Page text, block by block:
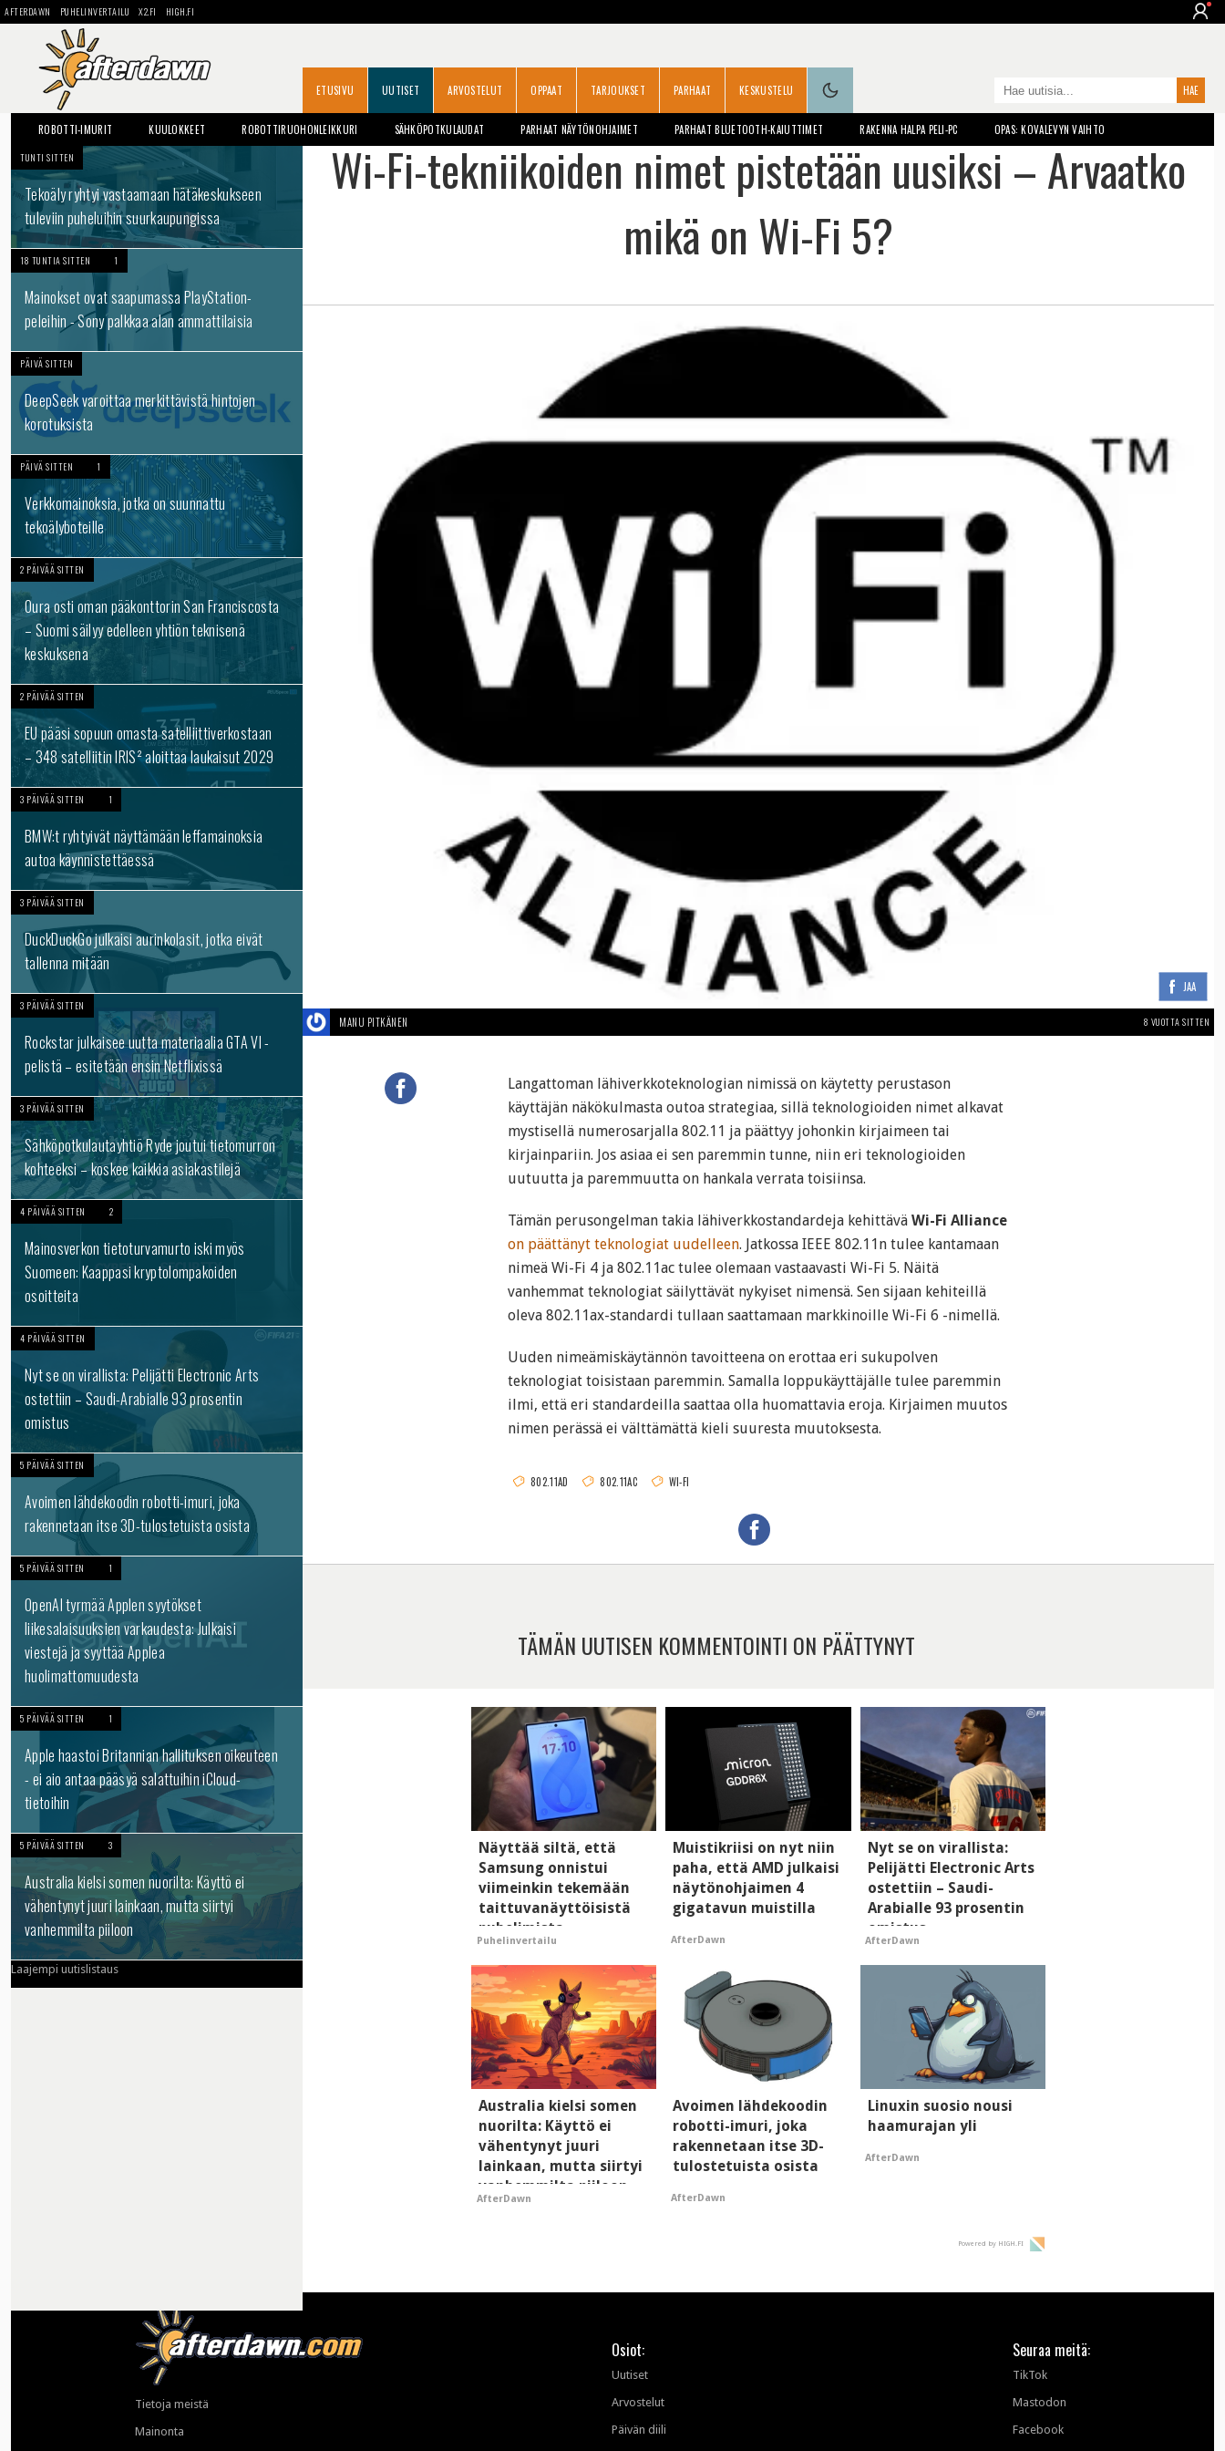
AFTERDAWN PUHELINVERTAILU X2.FI HIGH.FI
ETUSIVU UUTISET ARVOSTELUT OPPAAT TARJOUKSET PARHAAT KESKUSTELU
ROBOTTI-IMURIT KUULOKKEET ROBOTTIRUOHONLEIKKURI SÄHKÖPOTKULAUDAT PARHAAT NÄYTÖNOHJAIMET PARHAAT BLUETOOTH-KAIUTTIMET RAKENNA HALPA PELI-PC OPAS: KOVALEVYN VAIHTO
TUNTI SITTEN
Tekoäly ryhtyi vastaamaan hätäkeskukseen
tuleviin puheluihin suurkaupungissa
18 TUNTIA SITTEN 1
Mainokset ovat saapumassa PlayStation-
peleihin - Sony palkkaa alan ammattilaisia
PÄIVÄ SITTEN
DeepSeek varoittaa merkittävistä hintojen
korotuksista
PÄIVÄ SITTEN 1
Verkkomainoksia, jotka on suunnattu
tekoälyboteille
2 PÄIVÄÄ SITTEN
Oura osti oman pääkonttorin San Franciscosta
– Suomi säilyy edelleen yhtiön teknisenä
keskuksena
2 PÄIVÄÄ SITTEN
EU pääsi sopuun omasta satelliittiverkostaan
– 348 satelliitin IRIS² aloittaa laukaisut 2029
3 PÄIVÄÄ SITTEN 1
BMW:t ryhtyivät näyttämään leffamainoksia
autoa käynnistettäessä
3 PÄIVÄÄ SITTEN
DuckDuckGo julkaisi aurinkolasit, jotka eivät
tallenna mitään
3 PÄIVÄÄ SITTEN
Rockstar julkaisee uutta materiaalia GTA VI -
pelistä – esitetään ensin Netflixissä
3 PÄIVÄÄ SITTEN
Sähköpotkulautayhtiö Ryde joutui tietomurron
kohteeksi – koskee kaikkia asiakastilejä
4 PÄIVÄÄ SITTEN 2
Mainosverkon tietoturvamurto iski myös
Suomeen: Kaappasi kryptolompakoiden
osoitteita
4 PÄIVÄÄ SITTEN
Nyt se on virallista: Pelijätti Electronic Arts
ostettiin – Saudi-Arabialle 93 prosentin
omistus
5 PÄIVÄÄ SITTEN
Avoimen lähdekoodin robotti-imuri, joka
rakennetaan itse 3D-tulostetuista osista
5 PÄIVÄÄ SITTEN 1
OpenAI tyrmää Applen syytökset
liikesalaisuuksien varkaudesta: Julkaisi
viestejä ja syyttää Applea
huolimattomuudesta
5 PÄIVÄÄ SITTEN 1
Apple haastoi Britannian hallituksen oikeuteen
- ei aio antaa pääsyä salattuihin iCloud-
tietoihin
5 PÄIVÄÄ SITTEN 3
Australia kielsi somen nuorilta: Käyttö ei
vähentynyt juuri lainkaan, mutta siirtyi
vanhemmilta piiloon
Laajempi uutislistaus
Wi-Fi-tekniikoiden nimet pistetään uusiksi – Arvaatko
mikä on Wi-Fi 5?
JAA
MANU PITKÄNEN 8 VUOTTA SITTEN
Langattoman lähiverkkoteknologian nimissä on käytetty perustason
käyttäjän näkökulmasta outoa strategiaa, sillä teknologioiden nimet alkavat
mystisellä numerosarjalla 802.11 ja päättyy johonkin kirjaimeen tai
kirjainpariin. Jos asiaa ei sen paremmin tunne, niin eri teknologioiden
uutuutta ja paremmuutta on hankala verrata toisiinsa.
Tämän perusongelman takia lähiverkkostandardeja kehittävä Wi-Fi Alliance
on päättänyt teknologiat uudelleen. Jatkossa IEEE 802.11n tulee kantamaan
nimeä Wi-Fi 4 ja 802.11ac tulee olemaan vastaavasti Wi-Fi 5. Näitä
vanhemmat teknologiat säilyttävät nykyiset nimensä. Sen sijaan kehiteillä
oleva 802.11ax-standardi tullaan saattamaan markkinoille Wi-Fi 6 -nimellä.
Uuden nimeämiskäytännön tavoitteena on erottaa eri sukupolven
teknologiat toisistaan paremmin. Samalla loppukäyttäjälle tulee paremmin
ilmi, että eri standardeilla saattaa olla huomattavia eroja. Kirjaimen muutos
nimen perässä ei välttämättä kieli suuresta muutoksesta.
802.11AD 802.11AC WI-FI
TÄMÄN UUTISEN KOMMENTOINTI ON PÄÄTTYNYT
Näyttää siltä, että
Samsung onnistui
viimeinkin tekemään
taittuvanäyttöisistä
puhelimista
supersuosittuja
Puhelinvertailu
Muistikriisi on nyt niin
paha, että AMD julkaisi
näytönohjaimen 4
gigatavun muistilla
AfterDawn
Nyt se on virallista:
Pelijätti Electronic Arts
ostettiin – Saudi-
Arabialle 93 prosentin
omistus
AfterDawn
Australia kielsi somen
nuorilta: Käyttö ei
vähentynyt juuri
lainkaan, mutta siirtyi
vanhemmilta piiloon
AfterDawn
Avoimen lähdekoodin
robotti-imuri, joka
rakennetaan itse 3D-
tulostetuista osista
AfterDawn
Linuxin suosio nousi
haamurajan yli
AfterDawn
Powered by HIGH.FI
Tietoja meistä
Mainonta
Osiot:
Uutiset
Arvostelut
Päivän diili
Seuraa meitä:
TikTok
Mastodon
Facebook